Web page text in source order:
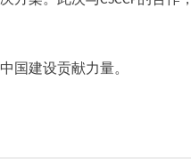
国建设贡献力量。